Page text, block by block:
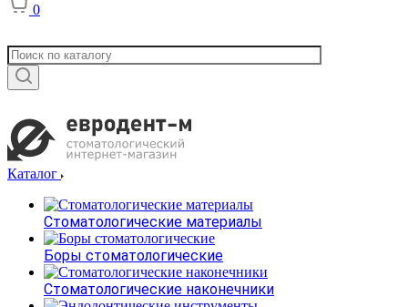
0
Каталог
Стоматологические материалы
Боры стоматологические
Стоматологические наконечники